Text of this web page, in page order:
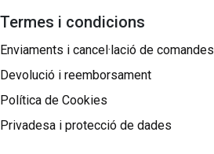
Termes i condicions
Enviaments i cancel·lació de comandes
Devolució i reemborsament
Política de Cookies
Privadesa i protecció de dades